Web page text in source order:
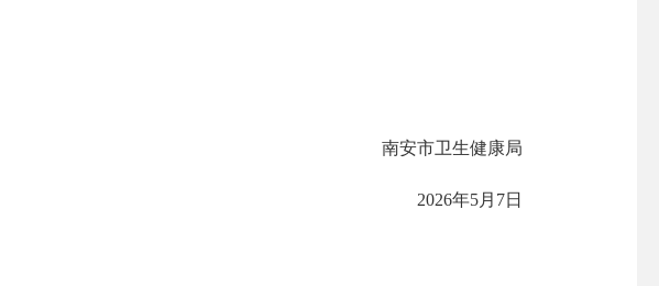
南安市卫生健康局
2026年5月 7日